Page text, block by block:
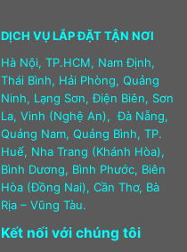
DỊCH VỤ LẮP ĐẶT TẬN NƠI
Hà Nội, TP.HCM, Nam Định,
Thái Bình, Hải Phòng, Quảng
Ninh, Lạng Sơn, Điện Biên, Sơn
La, Vinh (Nghệ An), Đà Nẵng,
Quảng Nam, Quảng Bình, TP.
Huế, Nha Trang (Khánh Hòa),
Bình Dương, Bình Phước, Biên
Hòa (Đồng Nai), Cần Thơ, Bà
Rịa – Vũng Tàu.
Kết nối với chúng tôi